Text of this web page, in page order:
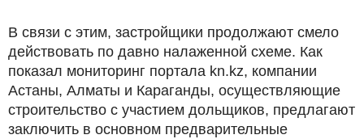
В связи с этим, застройщики продолжают смело
действовать по давно налаженной схеме. Как
показал мониторинг портала kn.kz, компании
Астаны, Алматы и Караганды, осуществляющие
строительство с участием дольщиков, предлагают
заключить в основном предварительные